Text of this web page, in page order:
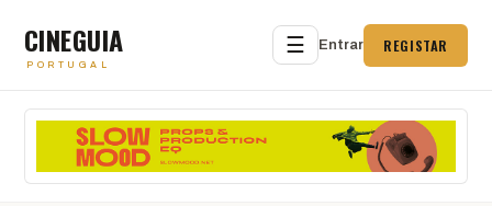
CINEGUIA
PORTUGAL
☰ Entrar REGISTAR